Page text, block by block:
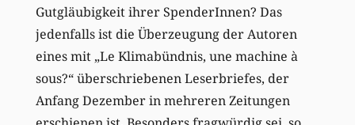
Gutgläubigkeit ihrer SpenderInnen? Das
jedenfalls ist die Überzeugung der Autoren
eines mit „Le Klimabündnis, une machine à
sous?“ überschriebenen Leserbriefes, der
Anfang Dezember in mehreren Zeitungen